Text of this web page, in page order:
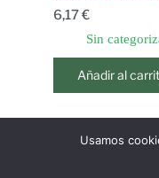
6,17€
Sin
Añadir al
Usamos